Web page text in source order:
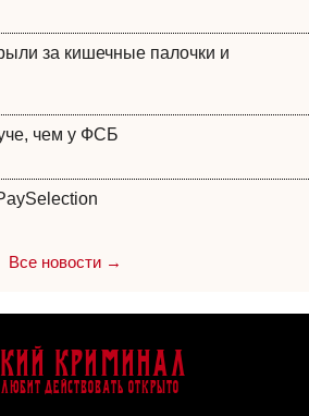
за кишечные палочки и
чем у ФСБ
Все новости →
Криминал
действовать открыто